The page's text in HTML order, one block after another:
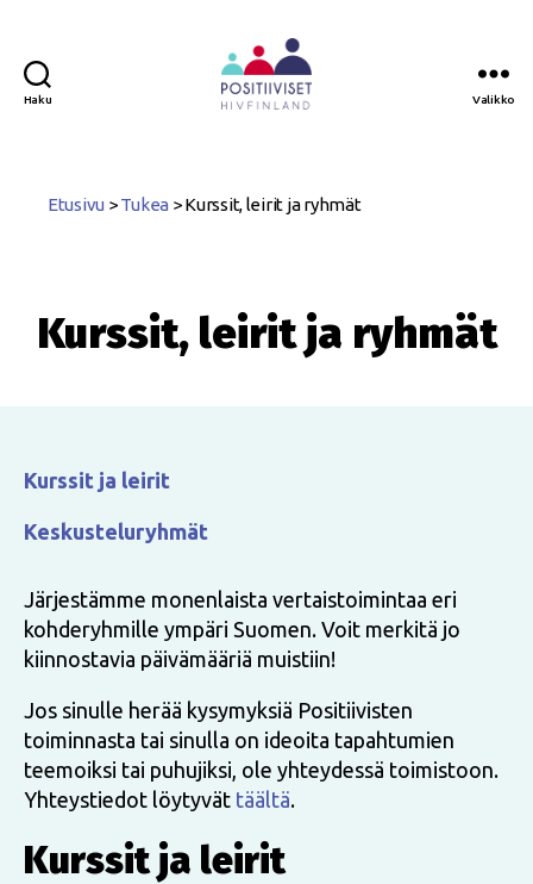
Haku Valikko
Etusivu >Tukea >Kurssit, leirit ja ryhmät
Kurssit, leirit ja ryhmät
Kurssit ja leirit
Keskusteluryhmät
Järjestämme monenlaista vertaistoimintaa eri
kohderyhmille ympäri Suomen. Voit merkitä jo
kiinnostavia päivämääriä muistiin!
Jos sinulle herää kysymyksiä Positiivisten
toiminnasta tai sinulla on ideoita tapahtumien
teemoiksi tai puhujiksi, ole yhteydessä toimistoon.
Yhteystiedot löytyvät täältä.
Kurssit ja leirit